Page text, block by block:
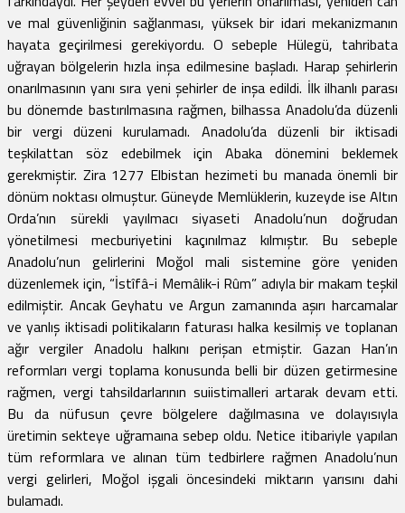
ve mal güvenliğinin sağlanması, yüksek bir idari mekanizmanın
hayata geçirilmesi gerekiyordu. O sebeple Hülegü, tahribata
uğrayan bölgelerin hızla inşa edilmesine başladı. Harap şehirlerin
onarılmasının yanı sıra yeni şehirler de inşa edildi. İlk ilhanlı parası
bu dönemde bastırılmasına rağmen, bilhassa Anadolu’da düzenli
bir vergi düzeni kurulamadı. Anadolu’da düzenli bir iktisadi
teşkilattan söz edebilmek için Abaka dönemini beklemek
gerekmiştir. Zira 1277 Elbistan hezimeti bu manada önemli bir
dönüm noktası olmuştur. Güneyde Memlüklerin, kuzeyde ise Altın
Orda’nın sürekli yayılmacı siyaseti Anadolu’nun doğrudan
yönetilmesi mecburiyetini kaçınılmaz kılmıştır. Bu sebeple
Anadolu’nun gelirlerini Moğol mali sistemine göre yeniden
düzenlemek için, “İstîfâ-i Memâlik-i Rûm” adıyla bir makam teşkil
edilmiştir. Ancak Geyhatu ve Argun zamanında aşırı harcamalar
ve yanlış iktisadi politikaların faturası halka kesilmiş ve toplanan
ağır vergiler Anadolu halkını perişan etmiştir. Gazan Han’ın
reformları vergi toplama konusunda belli bir düzen getirmesine
rağmen, vergi tahsildarlarının suiistimalleri artarak devam etti.
Bu da nüfusun çevre bölgelere dağılmasına ve dolayısıyla
üretimin sekteye uğramaına sebep oldu. Netice itibariyle yapılan
tüm reformlara ve alınan tüm tedbirlere rağmen Anadolu’nun
vergi gelirleri, Moğol işgali öncesindeki miktarın yarısını dahi
bulamadı.